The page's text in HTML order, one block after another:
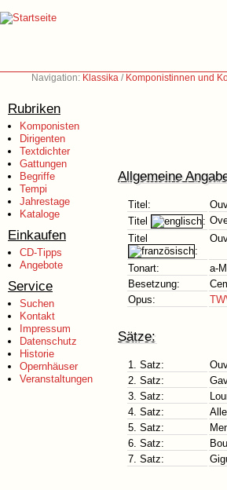
Navigation: Klassika / Komponistinnen und
Rubriken
Komponisten
Dirigenten
Textdichter
Gattungen
Begriffe
Tempi
Jahrestage
Kataloge
Einkaufen
CD-Tipps
Angebote
Service
Suchen
Kontakt
Impressum
Datenschutz
Historie
Opernhäuser
Veranstaltungen
Allgemeine
Titel:
Titel
:
Titel
:
Tonart:
a-
Besetzung:
Opus:
Sätze:
1. Satz:
2. Satz:
3. Satz:
4. Satz:
5. Satz:
6. Satz:
7. Satz: